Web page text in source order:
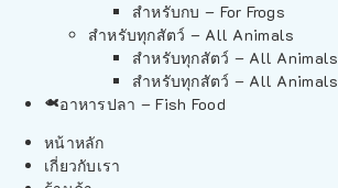
สำหรับกบ – For Frogs
สำหรับทุกสัตว์ – All Animals
สำหรับทุกสัตว์ – All Animals
สำหรับทุกสัตว์ – All Animals
อาหารปลา – Fish Food
หน้าหลัก
เกี่ยวกับเรา